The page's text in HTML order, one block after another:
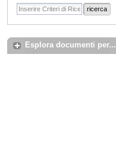
ricerca
Esplora documenti per...